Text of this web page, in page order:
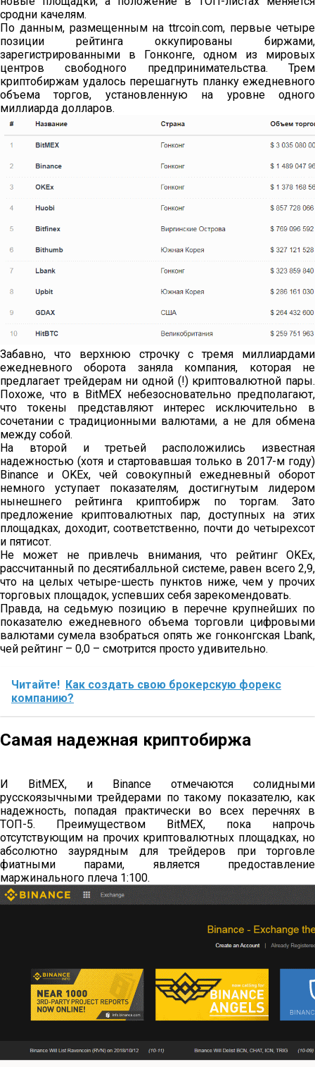
сродни качелям.
По данным, размещенным на ttrcoin.com, первые четыре
позиции рейтинга оккупированы биржами,
зарегистрированными в Гонконге, одном из мировых
центров свободного предпринимательства. Трем
криптобиржам удалось перешагнуть планку ежедневного
объема торгов, установленную на уровне одного
миллиарда долларов.
Забавно, что верхнюю строчку с тремя миллиардами
ежедневного оборота заняла компания, которая не
предлагает трейдерам ни одной (!) криптовалютной пары.
Похоже, что в BitMEX небезосновательно предполагают,
что токены представляют интерес исключительно в
сочетании с традиционными валютами, а не для обмена
между собой.
На второй и третьей расположились известная
надежностью (хотя и стартовавшая только в 2017-м году)
Binance и OKEx, чей совокупный ежедневный оборот
немного уступает показателям, достигнутым лидером
нынешнего рейтинга криптобирж по торгам. Зато
предложение криптовалютных пар, доступных на этих
площадках, доходит, соответственно, почти до четырехсот
и пятисот.
Не может не привлечь внимания, что рейтинг OKEx,
рассчитанный по десятибалльной системе, равен всего 2,9,
что на целых четыре-шесть пунктов ниже, чем у прочих
торговых площадок, успевших себя зарекомендовать.
Правда, на седьмую позицию в перечне крупнейших по
показателю ежедневного объема торговли цифровыми
валютами сумела взобраться опять же гонконгская Lbank,
чей рейтинг – 0,0 – смотрится просто удивительно.
Читайте! Как создать свою брокерскую форекс
компанию?
Самая надежная криптобиржа
И BitMEX, и Binance отмечаются солидными
русскоязычными трейдерами по такому показателю, как
надежность, попадая практически во всех перечнях в
ТОП-5. Преимуществом BitMEX, пока напрочь
отсутствующим на прочих криптовалютных площадках, но
абсолютно заурядным для трейдеров при торговле
фиатными парами, является предоставление
маржинального плеча 1:100.